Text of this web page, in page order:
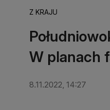
Z KRAJU
W planach
8.11.2022, 14:27